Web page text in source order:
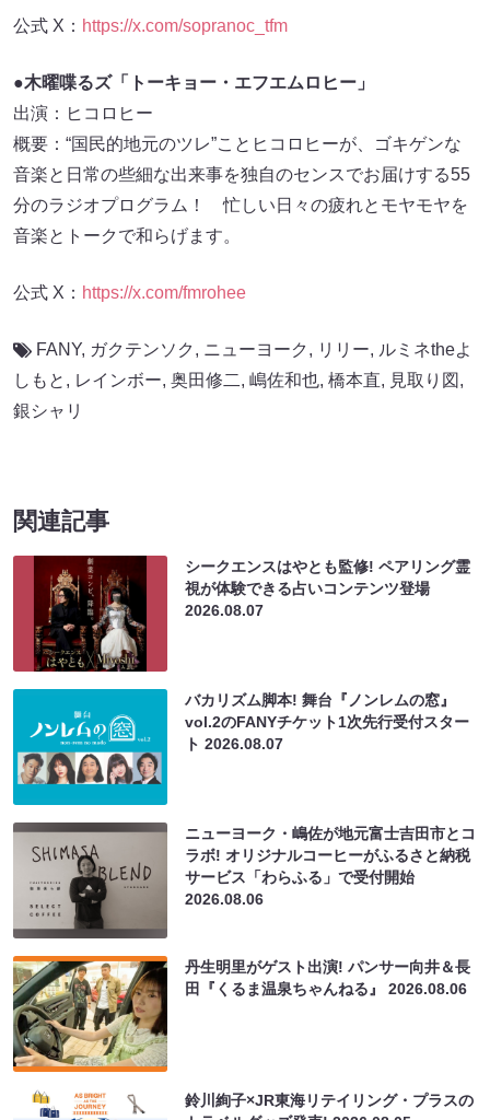
公式 X： https://x.com/sopranoc_tfm
●木曜喋るズ「トーキョー・エフエムロヒー」
出演：ヒコロヒー
概要：“国民的地元のツレ”ことヒコロヒーが、ゴキゲンな
音楽と日常の些細な出来事を独自のセンスでお届けする55
分のラジオプログラム！ 忙しい日々の疲れとモヤモヤを
音楽とトークで和らげます。
公式 X： https://x.com/fmrohee
FANY, ガクテンソク , ニューヨーク , リリー, ルミネtheよ
しもと , レインボー, 奥田修二, 嶋佐和也, 橋本直, 見取り図 ,
銀シャリ
関連記事
シークエンスはやとも監修! ペアリング霊
視が体験できる占いコンテンツ登場
2026.08.07
バカリズム脚本! 舞台『ノンレムの窓』
vol.2のFANYチケット1次先行受付スター
ト2026.08.07
ニューヨーク・嶋佐が地元富士吉田市とコ
ラボ! オリジナルコーヒーがふるさと納税
サービス「わらふる」で受付開始
2026.08.06
丹生明里がゲスト出演! パンサー向井＆長
田『くるま温泉ちゃんねる』2026.08.06
鈴川絢子×JR東海リテイリング・プラスの